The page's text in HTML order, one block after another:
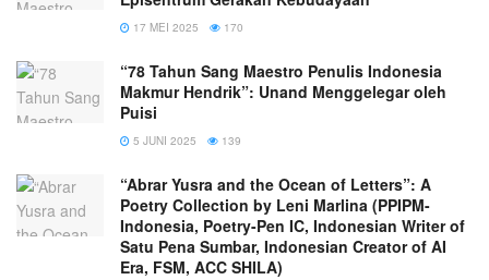
17 MEI 2025 170
“78 Tahun Sang Maestro Penulis Indonesia
Makmur Hendrik”: Unand Menggelegar oleh
Puisi
5 JUNI 2025 139
“Abrar Yusra and the Ocean of Letters”: A
Poetry Collection by Leni Marlina (PPIPM-
Indonesia, Poetry-Pen IC, Indonesian Writer of
Satu Pena Sumbar, Indonesian Creator of AI
Era, FSM, ACC SHILA)